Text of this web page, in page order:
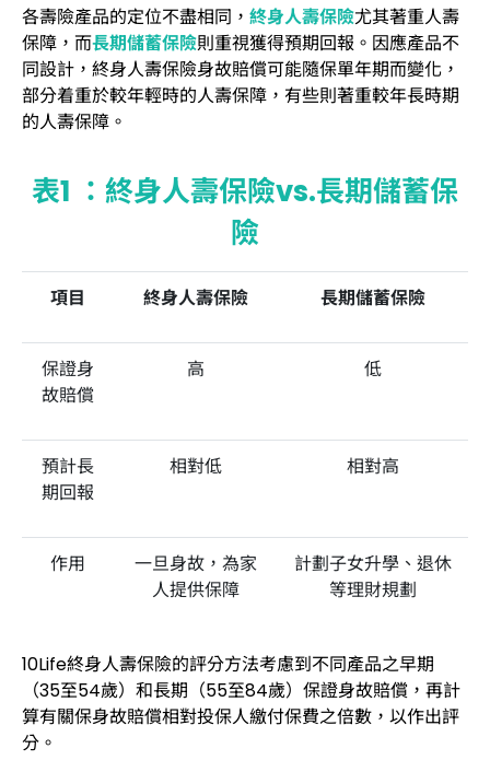
各壽險產品的定位不盡相同， 終身人壽保險尤其著重人壽
保障，而長期儲蓄保險則重視獲得預期回報。因應產品不
同設計，終身人壽保險身故賠償可能隨保單年期而變化，
部分着重於較年輕時的人壽保障，有些則著重較年長時期
的人壽保障。
表1 ：終身人壽保險vs.長期儲蓄保
險
項目 終身人壽保險 長期儲蓄保險
保證身
故賠償
高 低
預計長
期回報
相對低 相對高
作用
一旦身故，為家
人提供保障
計劃子女升學、退休
等理財規劃
10Life終身人壽保險的評分方法考慮到不同產品之早期
（35至54歲）和長期（55至84歲）保證身故賠償，再計
算有關保身故賠償相對投保人繳付保費之倍數，以作出評
分。